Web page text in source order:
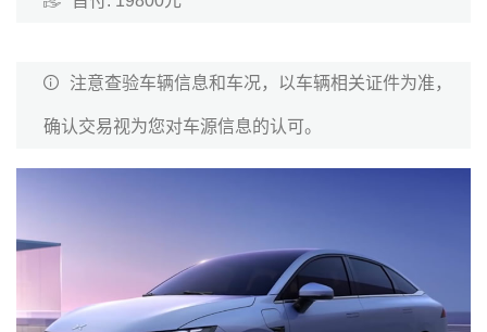
注意查验车辆信息和车况，以车辆相关证件为准，
确认交易视为您对车源信息的认可。